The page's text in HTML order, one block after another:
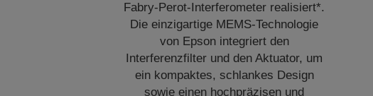
Fabry-Perot-Interferometer realisiert*.
Die einzigartige MEMS-Technologie
von Epson integriert den
Interferenzfilter und den Aktuator, um
ein kompaktes, schlankes Design
sowie einen hochpräzisen und